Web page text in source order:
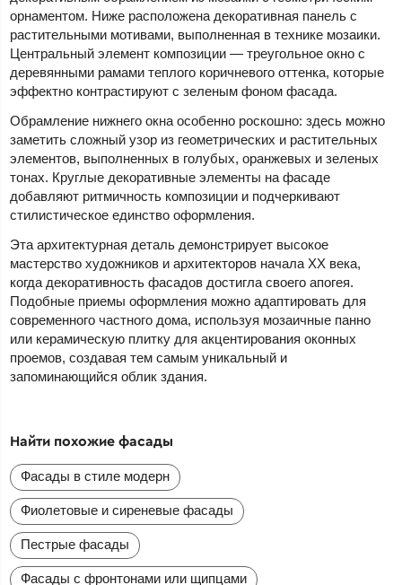
орнаментом. Ниже расположена декоративная панель с
растительными мотивами, выполненная в технике мозаики.
Центральный элемент композиции — треугольное окно с
деревянными рамами теплого коричневого оттенка, которые
эффектно контрастируют с зеленым фоном фасада.
Обрамление нижнего окна особенно роскошно: здесь можно
заметить сложный узор из геометрических и растительных
элементов, выполненных в голубых, оранжевых и зеленых
тонах. Круглые декоративные элементы на фасаде
добавляют ритмичность композиции и подчеркивают
стилистическое единство оформления.
Эта архитектурная деталь демонстрирует высокое
мастерство художников и архитекторов начала XX века,
когда декоративность фасадов достигла своего апогея.
Подобные приемы оформления можно адаптировать для
современного частного дома, используя мозаичные панно
или керамическую плитку для акцентирования оконных
проемов, создавая тем самым уникальный и
запоминающийся облик здания.
Найти похожие фасады
Фасады в стиле модерн
Фиолетовые и сиреневые фасады
Пестрые фасады
Фасады с фронтонами или щипцами